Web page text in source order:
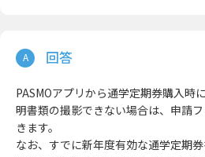
PASMOアプリから通学定期券購入時
明書類の撮影できない場合は、申請
きます。
なお、すでに新年度有効な通学定期券